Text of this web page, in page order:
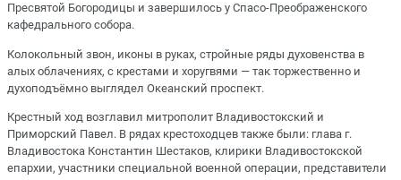
Пресвятой Богородицы и завершилось у Спасо-Преображенского
кафедрального собора.
Колокольный звон, иконы в руках, стройные ряды духовенства в
алых облачениях, с крестами и хоругвями — так торжественно и
духоподъёмно выглядел Океанский проспект.
Крестный ход возглавил митрополит Владивостокский и
Приморский Павел. В рядах крестоходцев также были: глава г.
Владивостока Константин Шестаков, клирики Владивостокской
епархии, участники специальной военной операции, представители